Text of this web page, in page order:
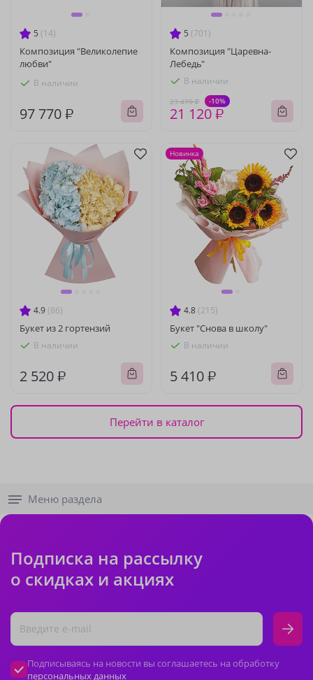
5 (14)
Композиция "Великолепие
любви"
В наличии
97 770 ₽
5 (701)
Композиция "Царевна-
Лебедь"
В наличии
23 470 ₽ -10%
21 120 ₽
4.9 (86)
Букет из 2 гортензий
В наличии
2 520 ₽
4.8 (215)
Букет "Снова в школу"
В наличии
5 410 ₽
Новинка
Перейти в каталог
Меню раздела
Подписка на рассылку
о скидках и акциях
Подписываясь на новости вы соглашаетесь на обработку
персональных данных